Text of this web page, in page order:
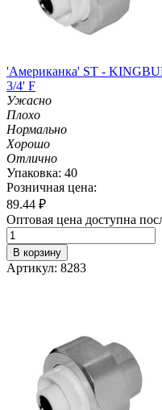
'Американка' ST -
3/4' F
Ужасно
Плохо
Нормально
Хорошо
Отлично
Упаковка: 40
Розничная цена:
89.44 ₽
Оптовая цена доступна
В корзину
Артикул: 8283